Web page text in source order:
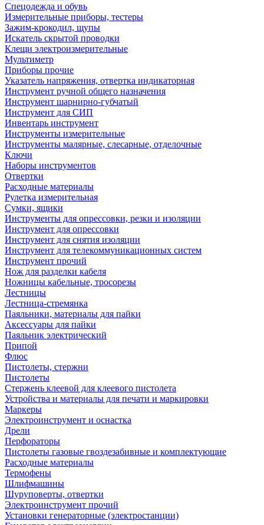
Спецодежда и обувь
Измерительные приборы, тестеры
Зажим-крокодил, щупы
Искатель скрытой проводки
Клещи электроизмерительные
Мультиметр
Приборы прочие
Указатель напряжения, отвертка индикаторная
Инструмент ручной общего назначения
Инструмент шарнирно-губчатый
Инструмент для СИП
Инвентарь инструмент
Инструменты измерительные
Инструменты малярные, слесарные, отделочные
Ключи
Наборы инструментов
Отвертки
Расходные материалы
Рулетка измерительная
Сумки, ящики
Инструменты для опрессовки, резки и изоляции
Инструмент для опрессовки
Инструмент для снятия изоляции
Инструмент для телекоммуникационных систем
Инструмент прочий
Нож для разделки кабеля
Ножницы кабельные, тросорезы
Лестницы
Лестница-стремянка
Паяльники, материалы для пайки
Аксессуары для пайки
Паяльник электрический
Припой
Флюс
Пистолеты, стержни
Пистолеты
Стержень клеевой для клеевого пистолета
Устройства и материалы для печати и маркировки
Маркеры
Электроинструмент и оснастка
Дрели
Перфораторы
Пистолеты газовые гвоздезабивные и комплектующие
Расходные материалы
Термофены
Шлифмашины
Шуруповерты, отвертки
Электроинструмент прочий
Установки генераторные (электростанции)